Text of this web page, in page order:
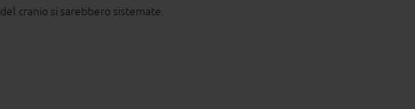
del cranio si sarebbero sistemate.